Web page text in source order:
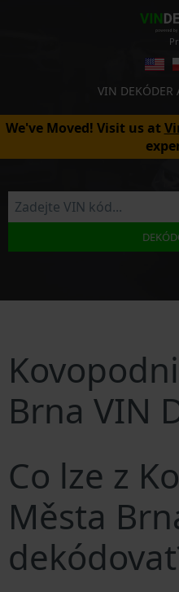
VIN DEKÓDER
We've Moved! Visit us at
Brna VIN
Co lze z
Města